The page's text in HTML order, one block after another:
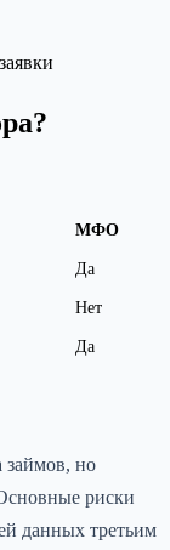
МФО
Да
Нет
Да
но
риски
данных третьим